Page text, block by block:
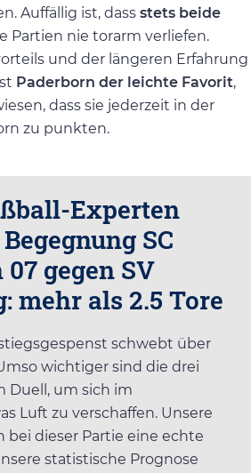
Auffällig ist, dass stets beide
Partien nie torarm verliefen.
und der längeren Erfahrung
Paderborn der leichte Favorit,
dass sie jederzeit in der
zu punkten.
Experten
SC
gegen SV
mehr als 2.5 Tore
schwebt über
wichtiger sind die drei
Duell, um sich im
Luft zu verschaffen. Unsere
bei dieser Partie eine echte
statistische Prognose